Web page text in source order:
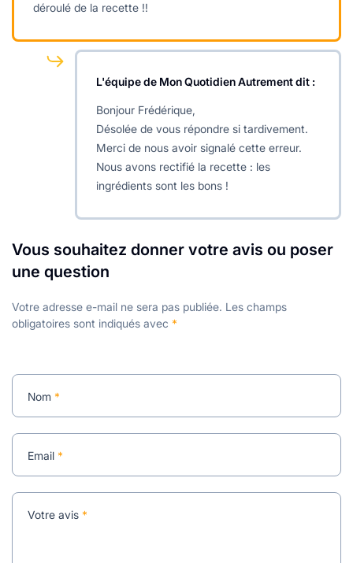
déroulé de la recette !!
L'équipe de Mon Quotidien Autrementdit :
Bonjour Frédérique,
Désolée de vous répondre si tardivement.
Merci de nous avoir signalé cette erreur.
Nous avons rectifié la recette : les
ingrédients sont les bons !
Vous souhaitez donner votre avis ou poser
une question
Votre adresse e-mail ne sera pas publiée. Les champs
obligatoires sont indiqués avec *
Votre avis *
Nom *
Email *